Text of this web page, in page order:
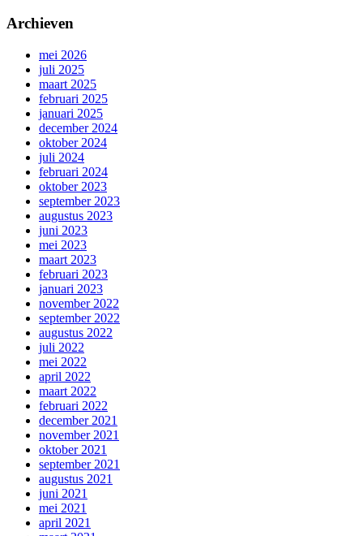
Archieven
mei 2026
juli 2025
maart 2025
februari 2025
januari 2025
december 2024
oktober 2024
juli 2024
februari 2024
oktober 2023
september 2023
augustus 2023
juni 2023
mei 2023
maart 2023
februari 2023
januari 2023
november 2022
september 2022
augustus 2022
juli 2022
mei 2022
april 2022
maart 2022
februari 2022
december 2021
november 2021
oktober 2021
september 2021
augustus 2021
juni 2021
mei 2021
april 2021